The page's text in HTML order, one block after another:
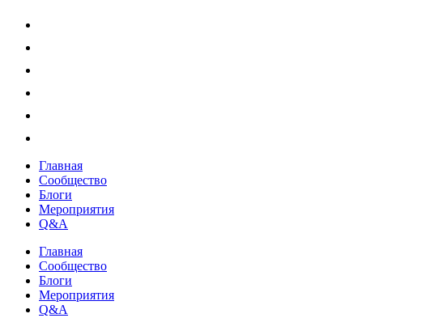
Главная
Сообщество
Блоги
Мероприятия
Q&A
Главная
Сообщество
Блоги
Мероприятия
Q&A